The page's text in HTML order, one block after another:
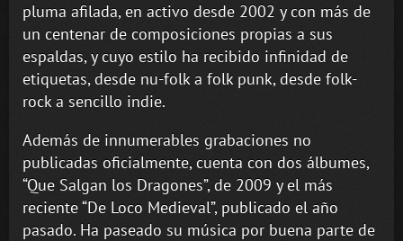
pluma afilada, en activo desde 2002 y con más de
un centenar de composiciones propias a sus
espaldas, y cuyo estilo ha recibido infinidad de
etiquetas, desde nu-folk a folk punk, desde folk-
rock a sencillo indie.
Además de innumerables grabaciones no
publicadas oficialmente, cuenta con dos álbumes,
“Que Salgan los Dragones”, de 2009 y el más
reciente “De Loco Medieval”, publicado el año
pasado. Ha paseado su música por buena parte de